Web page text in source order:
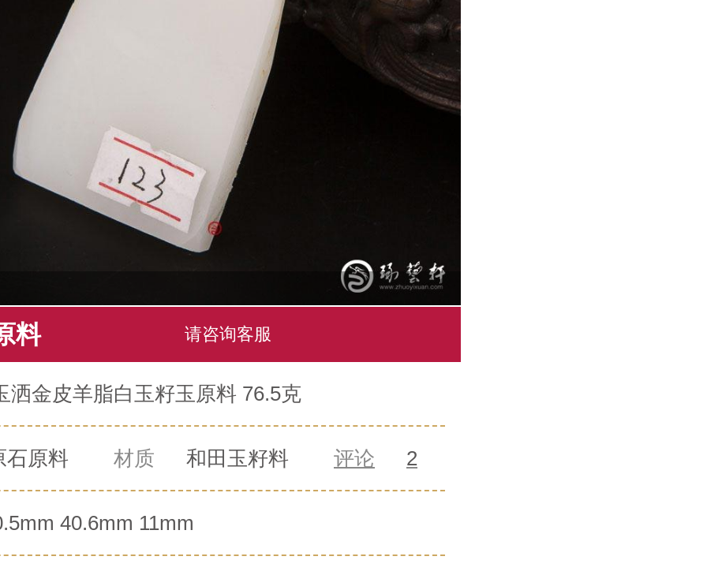
料 请咨询客服
洒金皮羊脂白玉籽玉原料 76.5克
原料 材质 和田玉籽料 评论 2
40.6mm 11mm